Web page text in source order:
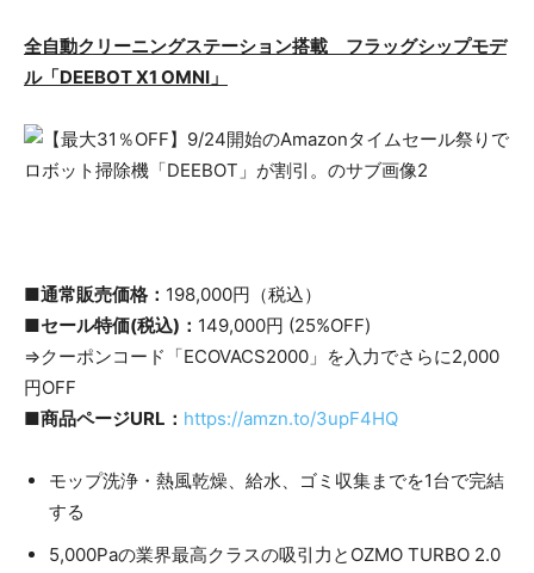
全自動クリーニングステーション搭載 フラッグシップモデ
ル「DEEBOT X1 OMNI」
■通常販売価格： 198,000円（税込）
■セール特価(税込)： 149,000円 (25%OFF)
⇒クーポンコード「ECOVACS2000」を入力でさらに2,000
円OFF
■商品ページURL： https://amzn.to/3upF4HQ
モップ洗浄・熱風乾燥、給水、ゴミ収集までを1台で完結
する
5,000Paの業界最高クラスの吸引力とOZMO TURBO 2.0